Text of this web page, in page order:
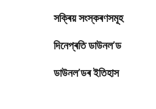
সক্ৰিয় সংস্কৰণসমূহ
দিনেপ্ৰতি ডাউনল’ড
ডাউনল’ডৰ ইতিহাস